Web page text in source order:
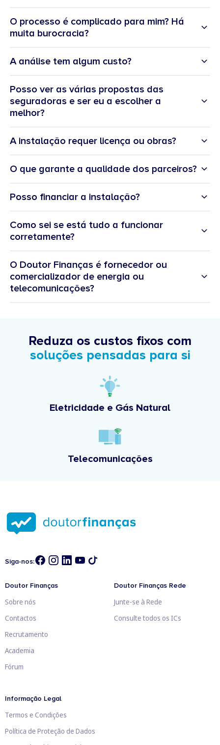
O processo é complicado para mim? Há
muita burocracia?
A análise tem algum custo?
Posso ver as várias propostas das
seguradoras e ser eu a escolher a
melhor?
A instalação requer licença ou obras?
O que garante a qualidade dos parceiros?
Posso financiar a instalação?
Como sei se está tudo a funcionar
corretamente?
O Doutor Finanças é fornecedor ou
comercializador de energia ou
telecomunicações?
Reduza os custos fixos com
soluções pensadas para si
Eletricidade e Gás Natural
Telecomunicações
Siga-nos:
Doutor Finanças
Sobre nós
Contactos
Recrutamento
Academia
Fórum
Doutor Finanças Rede
Junte-se à Rede
Consulte todos os ICs
Informação Legal
Termos e Condições
Política de Proteção de Dados